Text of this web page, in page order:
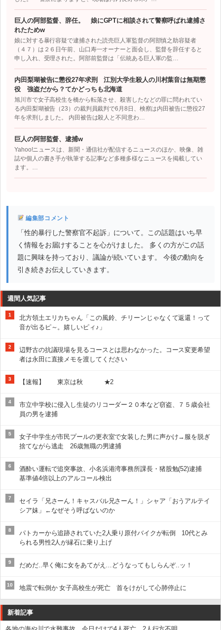
巨人の阿部監督、辞任。 娘にGPTに相談されて警察呼ばれ逮捕さ
れたためw
娘に対する暴行容疑で逮捕された読売巨人軍監督の阿部慎之助容疑者
（４７）は２６日午前、山口寿一オーナーと面会し、監督を辞任すると
申し入れ、受理された。阿部前監督は「伝統ある巨人軍の監…
内田梨瑚被告に懲役27年求刑 江別大学生殺人の川村葉音は無期懲
役 強盗だから？てかどっちも北海道
旭川市で女子高校生を橋から転落させ、殺害したなどの罪に問われてい
る内田梨瑚被告（23）の裁判員裁判で6月8日、検察は内田被告に懲役27
年を求刑しました。 内田被告は殺人と不同意わ…
巨人の阿部監督、逮捕w
Yahoo!ニュースは、新聞・通信社が配信するニュースのほか、映像、雑
誌や個人の書き手が執筆する記事など多種多様なニュースを掲載してい
ます。…
編集部コメント
「性的暴行した警察官不起訴」について。この話題はいち早
く情報をお届けすることを心がけました。 多くの方がこの話
題に興味を持っており、議論が続いています。 今後の動向を
引き続きお伝えしていきます。
週間人気記事
1
北方領土エリカちゃん「この風鈴、チリーンじゃなくて返還！って
音が出るピ～。嬉しいピィ♪」
2
辺野古の抗議現場を見るコースとは思わなかった。コース変更希望
者は永田に直接メモを渡してください
3 【速報】 東京は秋 ★2
4
市立中学校に侵入し生徒のリコーダー２０本など窃盗、７５歳会社
員の男を逮捕
5
女子中学生が市民プールの更衣室で女装した男に声かけ→服を脱ぎ
捨てながら逃走 26歳無職の男逮捕
6
酒酔い運転で追突事故、小名浜港湾事務所課長・猪股勉(52)逮捕
基準値4倍以上のアルコール検出
7
セイラ「兄さーん！キャスバル兄さーん！」シャア「おうアルテイ
シア妹」←なぜそう呼ばないのか
8
パトカーから追跡されていた2人乗り原付バイクが転倒 10代とみ
られる男性2人が縁石に乗り上げ
9 だめだ..早く俺に女をあてがえ…どうなってもしらんぞ..ッ！
10 地震で転倒か 女子高校生が死亡 首をけがして心肺停止に
新着記事